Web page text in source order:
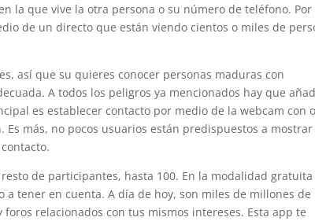
la que vive la otra persona o su número de teléfono. Por
de un directo que están viendo cientos o miles de
así que su quieres conocer personas maduras con
A todos los peligros ya mencionados hay que
es establecer contacto por medio de la webcam con
más, no pocos usuarios están predispuestos a mostrar
de participantes, hasta 100. En la modalidad gratuita
tener en cuenta. A día de hoy, son miles de millones de
relacionados con tus mismos intereses. Esta app te